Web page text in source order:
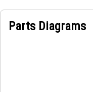
Parts Diagrams